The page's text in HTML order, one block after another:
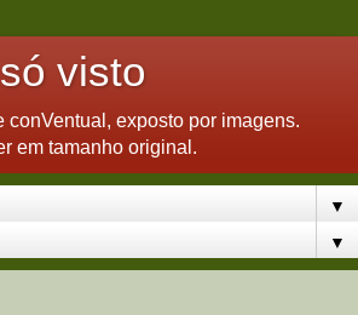
visto
conVentual, exposto por imagens.
em tamanho original.
▼
▼